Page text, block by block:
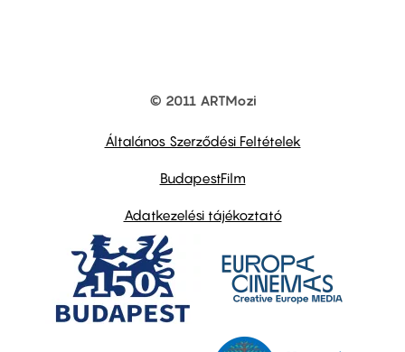
© 2011 ARTMozi
Általános Szerződési Feltételek
BudapestFilm
Adatkezelési tájékoztató